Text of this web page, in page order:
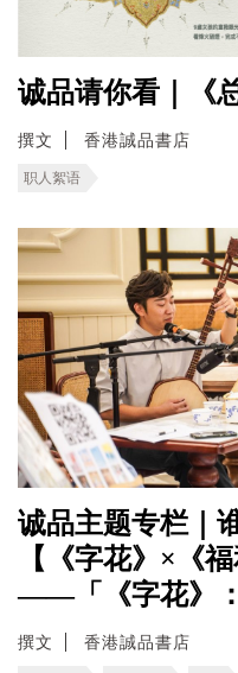
诚品请你看｜《
撰文 香港誠品書店
职人絮语
诚品主题专栏｜
【《字花》×《
——「《字花》：
撰文 香港誠品書店